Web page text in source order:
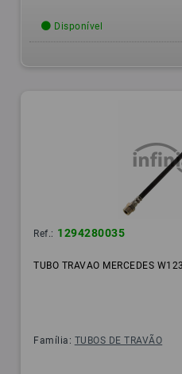
Disponível
Ref.: 1294280035
TUBO TRAVAO MERCEDES
Família: TUBOS DE TRAVÃO